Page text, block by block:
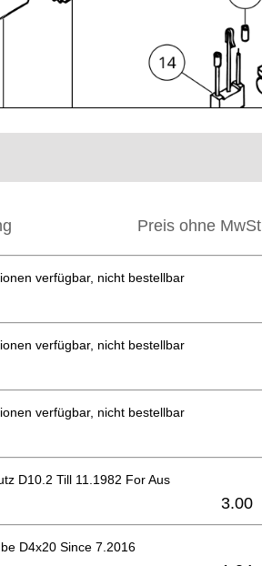
Preis ohne MwSt
verfügbar, nicht bestellbar
verfügbar, nicht bestellbar
verfügbar, nicht bestellbar
D10.2 Till 11.1982 For Aus
3.00
D4x20 Since 7.2016